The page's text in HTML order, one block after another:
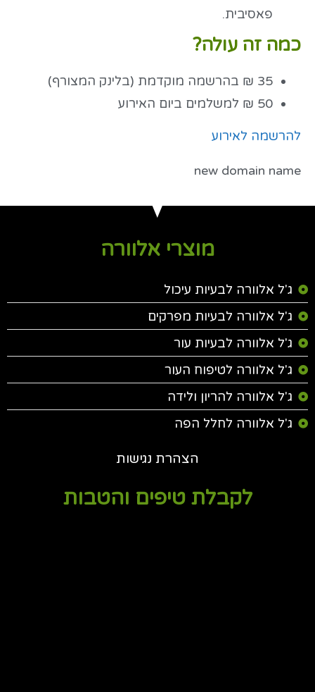
פאסיבית.
כמה זה עולה?
35 ₪ בהרשמה מוקדמת (בלינק המצורף)
50 ₪ למשלמים ביום האירוע
להרשמה לאירוע
new domain name
מוצרי אלוורה
ג'ל אלוורה לבעיות עיכול
ג'ל אלוורה לבעיות מפרקים
ג'ל אלוורה לבעיות עור
ג'ל אלוורה לטיפוח העור
ג'ל אלוורה להריון ולידה
ג'ל אלוורה לחלל הפה
הצהרת נגישות
לקבלת טיפים והטבות